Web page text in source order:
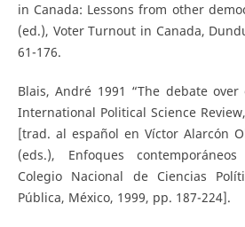
in Canada: Lessons from other
(ed.), Voter Turnout in Canada,
61-176.
Blais, André 1991 “The debate over
International Political Science
[trad. al español en Víctor Alarcón
(eds.), Enfoques
Colegio Nacional de Ciencias
Pública, México, 1999, pp. 187-224].